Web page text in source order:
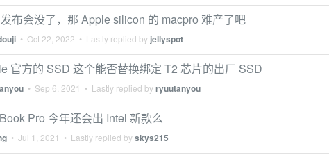
布会没了，那 Apple silicon 的 macpro 难产了吧
• Oct 22, 2022 • Lastly replied by jellyspot
官方的 SSD 这个能否替换绑定 T2 芯片的出厂 SSD
• Sep 6, 2021 • Lastly replied byryuutanyou
Pro 今年还会出 Intel 新款么
• Jul 1, 2021 • Lastly replied byskys215